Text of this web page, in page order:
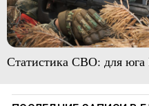
Статистика СВО: для юга